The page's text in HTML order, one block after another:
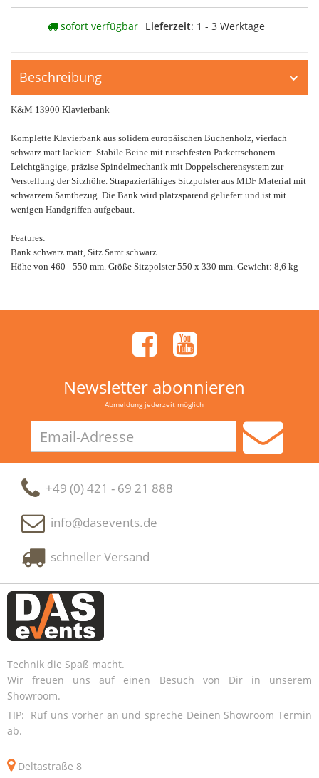
sofort verfügbar Lieferzeit: 1 - 3 Werktage
Beschreibung
K&M 13900 Klavierbank
Komplette Klavierbank aus solidem europäischen Buchenholz, vierfach
schwarz matt lackiert. Stabile Beine mit rutschfesten Parkettschonern.
Leichtgängige, präzise Spindelmechanik mit Doppelscherensystem zur
Verstellung der Sitzhöhe. Strapazierfähiges Sitzpolster aus MDF Material mit
schwarzem Samtbezug. Die Bank wird platzsparend geliefert und ist mit
wenigen Handgriffen aufgebaut.
Features:
Bank schwarz matt, Sitz Samt schwarz
Höhe von 460 - 550 mm. Größe Sitzpolster 550 x 330 mm. Gewicht: 8,6 kg
Newsletter abonnieren
Abmeldung jederzeit möglich
Adresse
+49 (0) 421 - 69 21 888
info@dasevents.de
schneller Versand
Technik die Spaß macht.
Wir freuen uns auf einen Besuch von Dir in unserem
Showroom.
TIP: Ruf uns vorher an und spreche Deinen Showroom Termin
ab.
Deltastraße 8